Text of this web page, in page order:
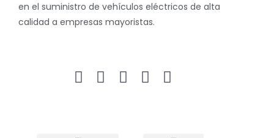
en el suministro de vehículos eléctricos de alta
calidad a empresas mayoristas.